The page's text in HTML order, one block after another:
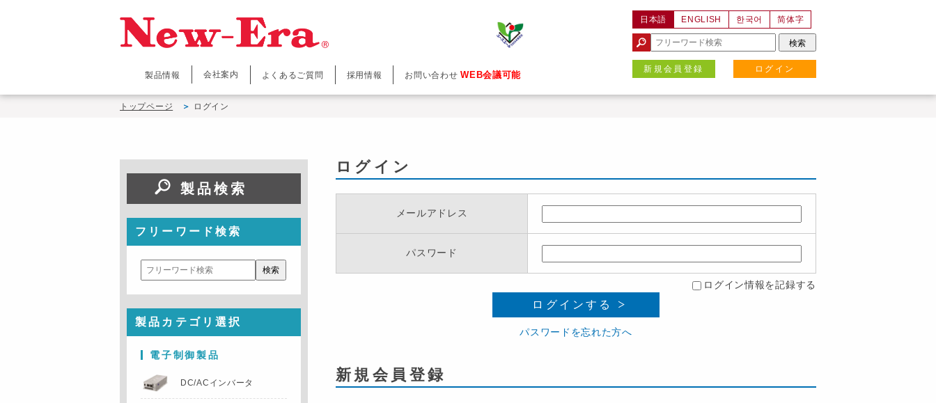
製品情報 会社案内 よくあるご質問 採用情報 お問い合わせWEB会議可能
日本語 ENGLISH 한국어 简体字
新規会員登録 ログイン
トップページ ログイン
ログイン
メールアドレス
パスワード
ログイン情報を記録する
ログインする
パスワードを忘れた方へ
新規会員登録
製品検索
フリーワード検索
製品カテゴリ選択
電子制御製品
DC/ACインバータ